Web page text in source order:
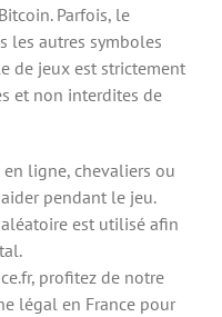
Parfois, le
les autres symboles
de jeux est strictement
et non interdites de
ligne, chevaliers ou
pendant le jeu.
est utilisé afin
profitez de notre
légal en France pour